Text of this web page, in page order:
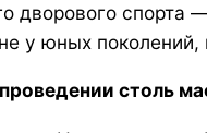
дворового спорта
у юных
столь